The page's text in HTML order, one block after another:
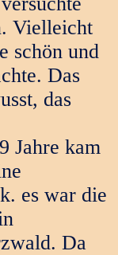
Vielleicht
schön und
Das
das
Jahre kam
es war die
Da